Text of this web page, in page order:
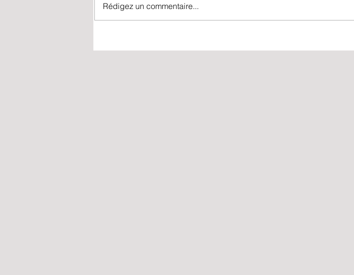
Rédigez un commentaire...